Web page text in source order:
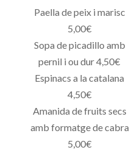
Paella de peix i marisc
5,00€
Sopa de picadillo amb
pernil i ou dur 4,50€
Espinacs a la catalana
4,50€
Amanida de fruits secs
amb formatge de cabra
5,00€